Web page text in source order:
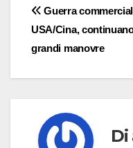
articoli
Guerra
USA/Cina,
grandi manovre
Di